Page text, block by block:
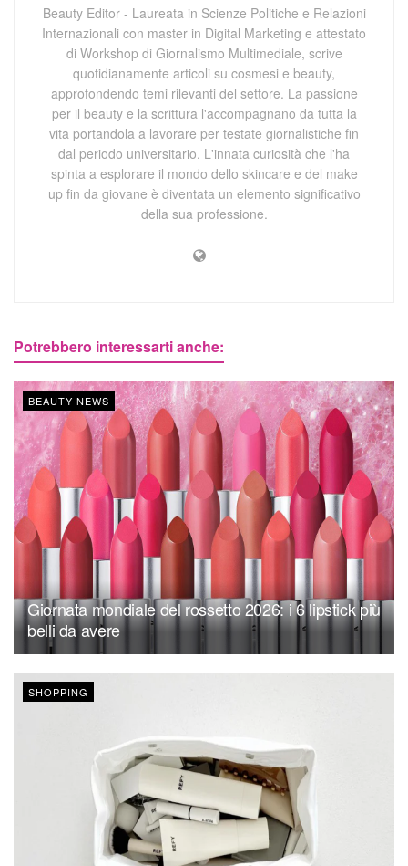
Beauty Editor - Laureata in Scienze Politiche e Relazioni
Internazionali con master in Digital Marketing e attestato
di Workshop di Giornalismo Multimediale, scrive
quotidianamente articoli su cosmesi e beauty,
approfondendo temi rilevanti del settore. La passione
per il beauty e la scrittura l'accompagnano da tutta la
vita portandola a lavorare per testate giornalistiche fin
dal periodo universitario. L'innata curiosità che l'ha
spinta a esplorare il mondo dello skincare e del make
up fin da giovane è diventata un elemento significativo
della sua professione.
Potrebbero interessarti anche:
BEAUTY NEWS
Giornata mondiale del rossetto 2026: i 6 lipstick più
belli da avere
SHOPPING